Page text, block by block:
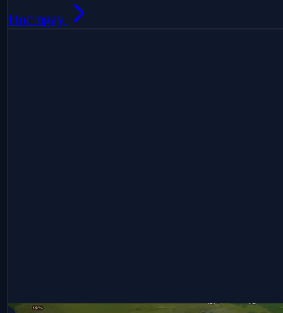
Đọc ngay arrow_forward_ios